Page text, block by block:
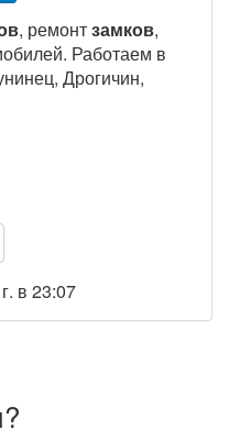
, ремонтзамков,
Работаем в
Дрогичин,
в 23:07